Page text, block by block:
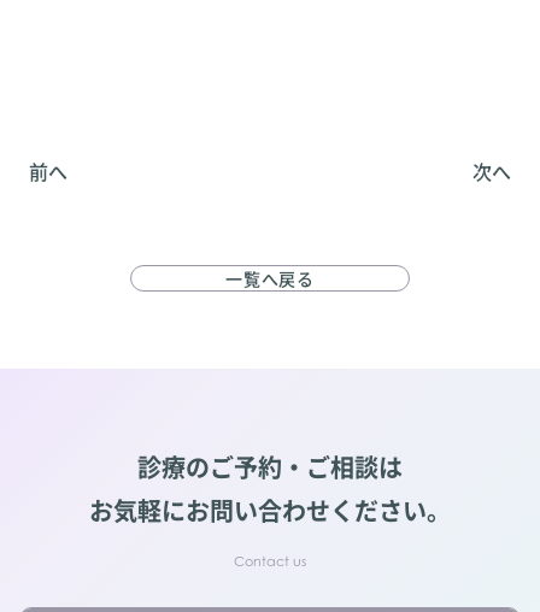
前へ 次へ
一覧へ戻る
診療のご予約・ご相談は
お気軽にお問い合わせください。